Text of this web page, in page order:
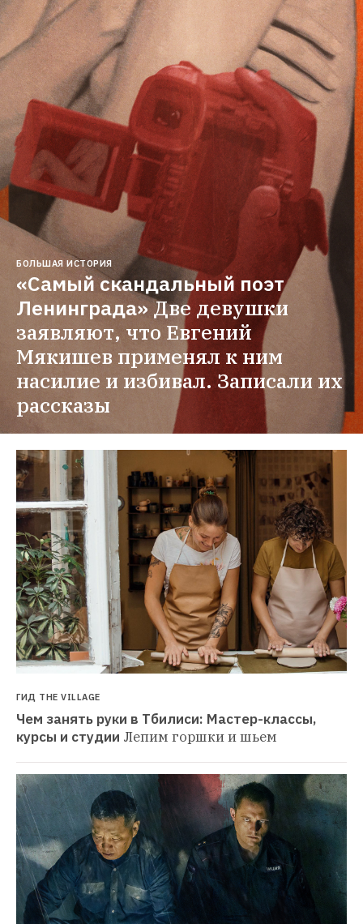
БОЛЬШАЯ ИСТОРИЯ
«Самый скандальный поэт
Ленинграда»Две девушки
заявляют, что Евгений
Мякишев применял к ним
насилие и избивал. Записали их
рассказы
ГИД THE VILLAGE
Чем занять руки в Тбилиси: Мастер-классы,
курсы и студии Лепим горшки и шьем